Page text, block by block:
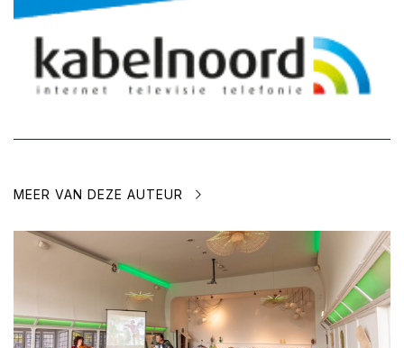
MEER VAN DEZE AUTEUR